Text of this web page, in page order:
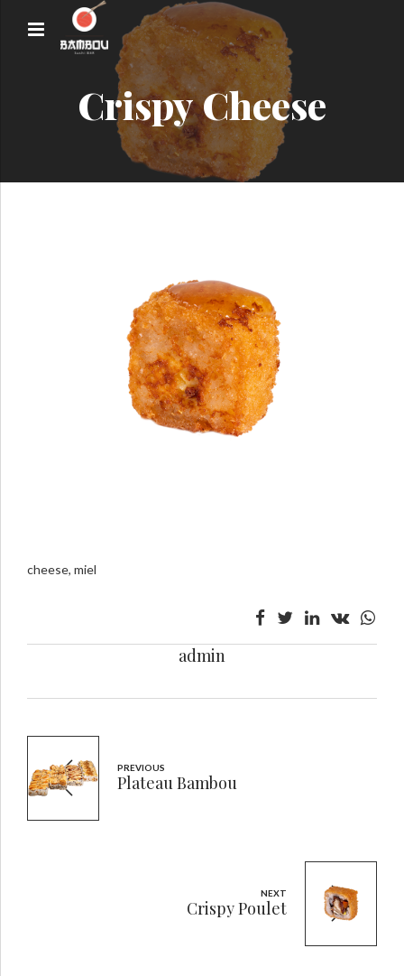
Crispy Cheese
cheese, miel
admin
PREVIOUS
Plateau Bambou
NEXT
Crispy Poulet